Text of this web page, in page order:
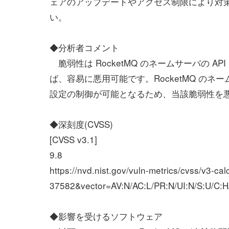
い。
◆分析者コメント
脆弱性は RocketMQ のネームサーバの
ば、容易に悪用可能です。RocketMQ のネ
設定の制御が可能となるため、当該脆弱性
◆深刻度(CVSS)
[CVSS v3.1]
9.8
https://nvd.nist.gov/vuln-metrics/cvss/v3-
37582&vector=AV:N/AC:L/PR:N/UI:N/S:U/
◆影響を受けるソフトウェア